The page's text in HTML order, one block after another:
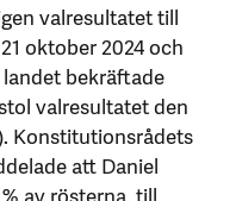
valresultatet till
oktober 2024 och
bekräftade
valresultatet den
Konstitutionsrådets
att Daniel
av rösterna, till